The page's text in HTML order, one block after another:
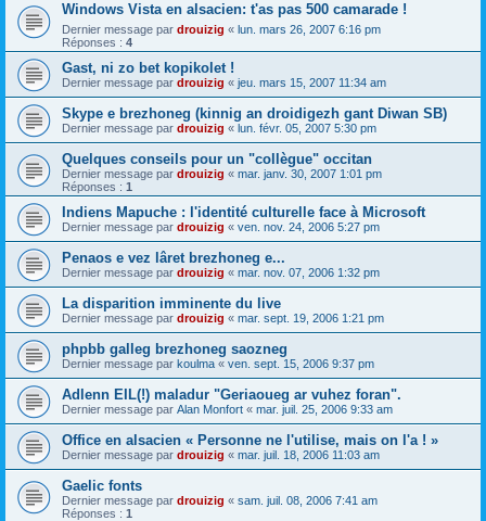
Windows Vista en alsacien: t'as pas 500 camarade !
Dernier message par drouizig « lun. mars 26, 2007 6:16 pm
Réponses : 4
Gast, ni zo bet kopikolet !
Dernier message par drouizig « jeu. mars 15, 2007 11:34 am
Skype e brezhoneg (kinnig an droidigezh gant Diwan SB)
Dernier message par drouizig « lun. févr. 05, 2007 5:30 pm
Quelques conseils pour un "collègue" occitan
Dernier message par drouizig « mar. janv. 30, 2007 1:01 pm
Réponses : 1
Indiens Mapuche : l'identité culturelle face à Microsoft
Dernier message par drouizig « ven. nov. 24, 2006 5:27 pm
Penaos e vez lâret brezhoneg e...
Dernier message par drouizig « mar. nov. 07, 2006 1:32 pm
La disparition imminente du live
Dernier message par drouizig « mar. sept. 19, 2006 1:21 pm
phpbb galleg brezhoneg saozneg
Dernier message par koulma « ven. sept. 15, 2006 9:37 pm
Adlenn EIL(!) maladur "Geriaoueg ar vuhez foran".
Dernier message par Alan Monfort « mar. juil. 25, 2006 9:33 am
Office en alsacien « Personne ne l'utilise, mais on l'a ! »
Dernier message par drouizig « mar. juil. 18, 2006 11:03 am
Gaelic fonts
Dernier message par drouizig « sam. juil. 08, 2006 7:41 am
Réponses : 1